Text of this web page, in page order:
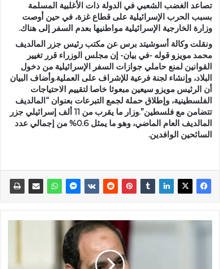
تصاعد الغضب الشعبي في الدولة ذات الأغلبية المسلمة
بسبب الحرب الإسرائيلية على قطاع غزة، في حين أوصت
وزارة الخارجية الإسرائيلية مواطنيها بعدم السفر إلى هناك.
ونقلت وكالة أسوشيتد برس عن مكتب رئيس جزر المالديف
محمد مويزو قوله -في بيان- إن مجلس الوزراء قرر تغيير
القوانين لمنع حاملي جوازات السفر الإسرائيلية من دخول
البلاد، وإنشاء لجنة فرعية للإشراف على العملية.وأضاف البيان
أن الرئيس مويزو سيعين مبعوثا خاصا لتقييم الاحتياجات
الفلسطينية، وإطلاق حملة لجمع التبرعات بعنوان “المالديف
تتضامن مع فلسطين”.وزار ما يقرب من 11 ألف إسرائيلي جزر
المالديف العام الماضي، وهو ما يمثل 0.6% من إجمالي عدد
السائحين الوافدين.